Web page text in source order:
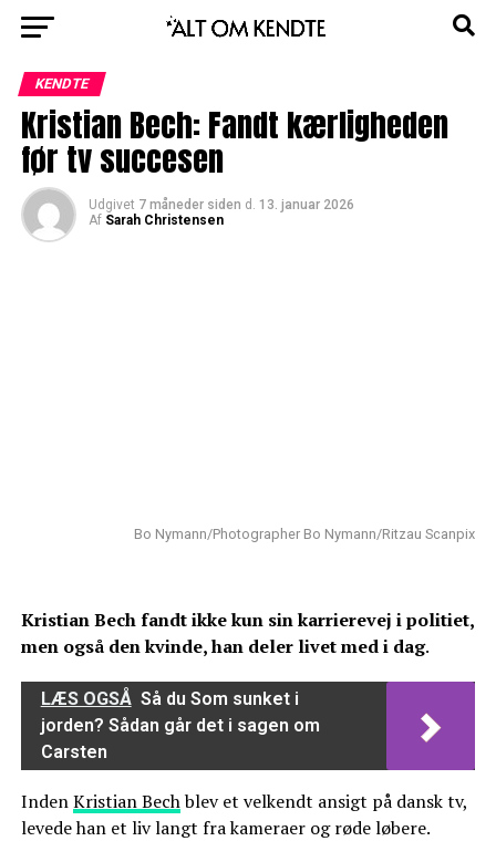
KENDTE
Kristian Bech: Fandt kærligheden
før tv succesen
Udgivet 7 måneder siden d. 13. januar 2026
Af Sarah Christensen
Bo Nymann/Photographer Bo Nymann/Ritzau Scanpix
Kristian Bech fandt ikke kun sin karrierevej i politiet,
men også den kvinde, han deler livet med i dag.
LÆS OGSÅ Så du Som sunket i
jorden? Sådan går det i sagen om
Carsten
IndenKristian Bechblev et velkendt ansigt på dansk tv,
levede han et liv langt fra kameraer og røde løbere.